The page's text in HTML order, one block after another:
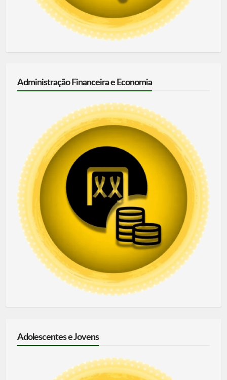
Administração Financeira e Economia
Adolescentes e Jovens